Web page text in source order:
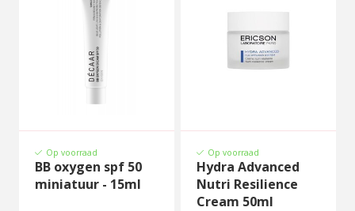
Op voorraad
BB oxygen spf 50
miniatuur - 15ml
Op voorraad
Hydra Advanced
Nutri Resilience
Cream 50ml